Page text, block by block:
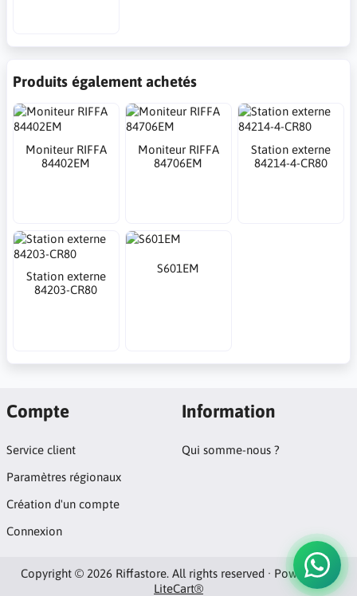
Produits également achetés
Moniteur RIFFA
84402EM
Moniteur RIFFA
84706EM
Station externe
84214-4-CR80
Station externe
84203-CR80
S601EM
Compte
Service client
Paramètres régionaux
Création d'un compte
Connexion
Information
Qui somme-nous ?
Copyright © 2026 Riffastore. All rights reserved · Powered by
LiteCart®